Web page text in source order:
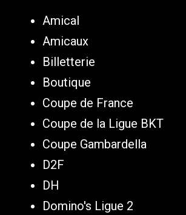
Amical
Amicaux
Billetterie
Boutique
Coupe de France
Coupe de la Ligue BKT
Coupe Gambardella
D2F
DH
Domino's Ligue 2